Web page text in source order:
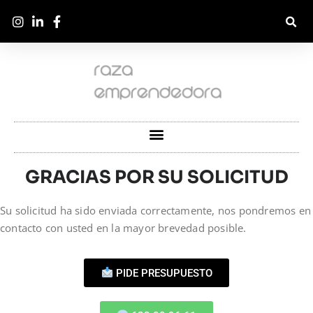
GRACIAS POR SU SOLICITUD
Su solicitud ha sido enviada correctamente, nos pondremos en
contacto con usted en la mayor brevedad posible.
PIDE PRESUPUESTO